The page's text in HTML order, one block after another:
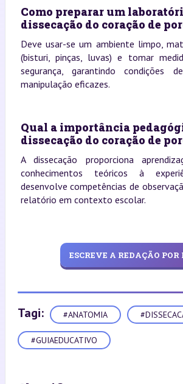
Como preparar um
dissecação do coração de
Deve usar-se um ambiente limpo,
(bisturi, pinças, luvas) e tomar
segurança, garantindo condições
manipulação eficazes.
Qual a importância
dissecação do coração de
A dissecação proporciona
conhecimentos teóricos à
desenvolve competências de
relatório em contexto escolar.
ESCREVE A REDAÇÃO
Tagi: #ANATOMIA
#GUIAEDUCATIVO